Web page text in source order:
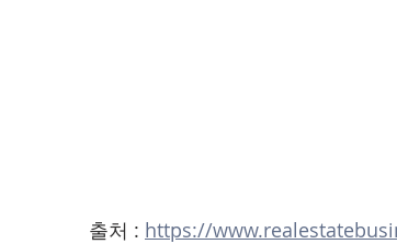
출처 : https://